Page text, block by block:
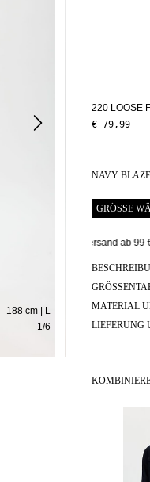
1/6
188 cm | L
220 LOOSE
€ 79,99
NAVY
GRÖSSE
Kostenloser Versand ab 99 €
MATERIAL
LIEFERUNG